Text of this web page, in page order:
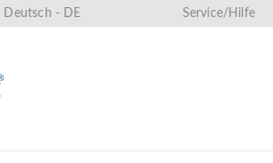
Deutsch - DE Service/Hilfe